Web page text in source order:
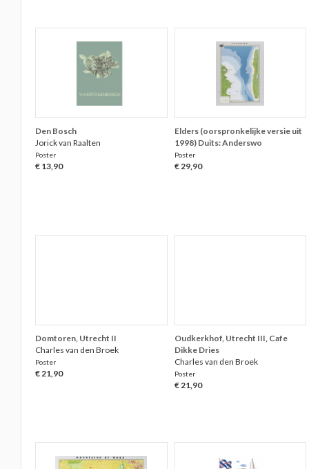
Den Bosch
Jorick van Raalten
Poster
€ 13,90
Elders (oorspronkelijke versie uit
1998) Duits: Anderswo
Poster
€ 29,90
Domtoren, Utrecht II
Charles van den Broek
Poster
€ 21,90
Oudkerkhof, Utrecht III, Cafe
Dikke Dries
Charles van den Broek
Poster
€ 21,90